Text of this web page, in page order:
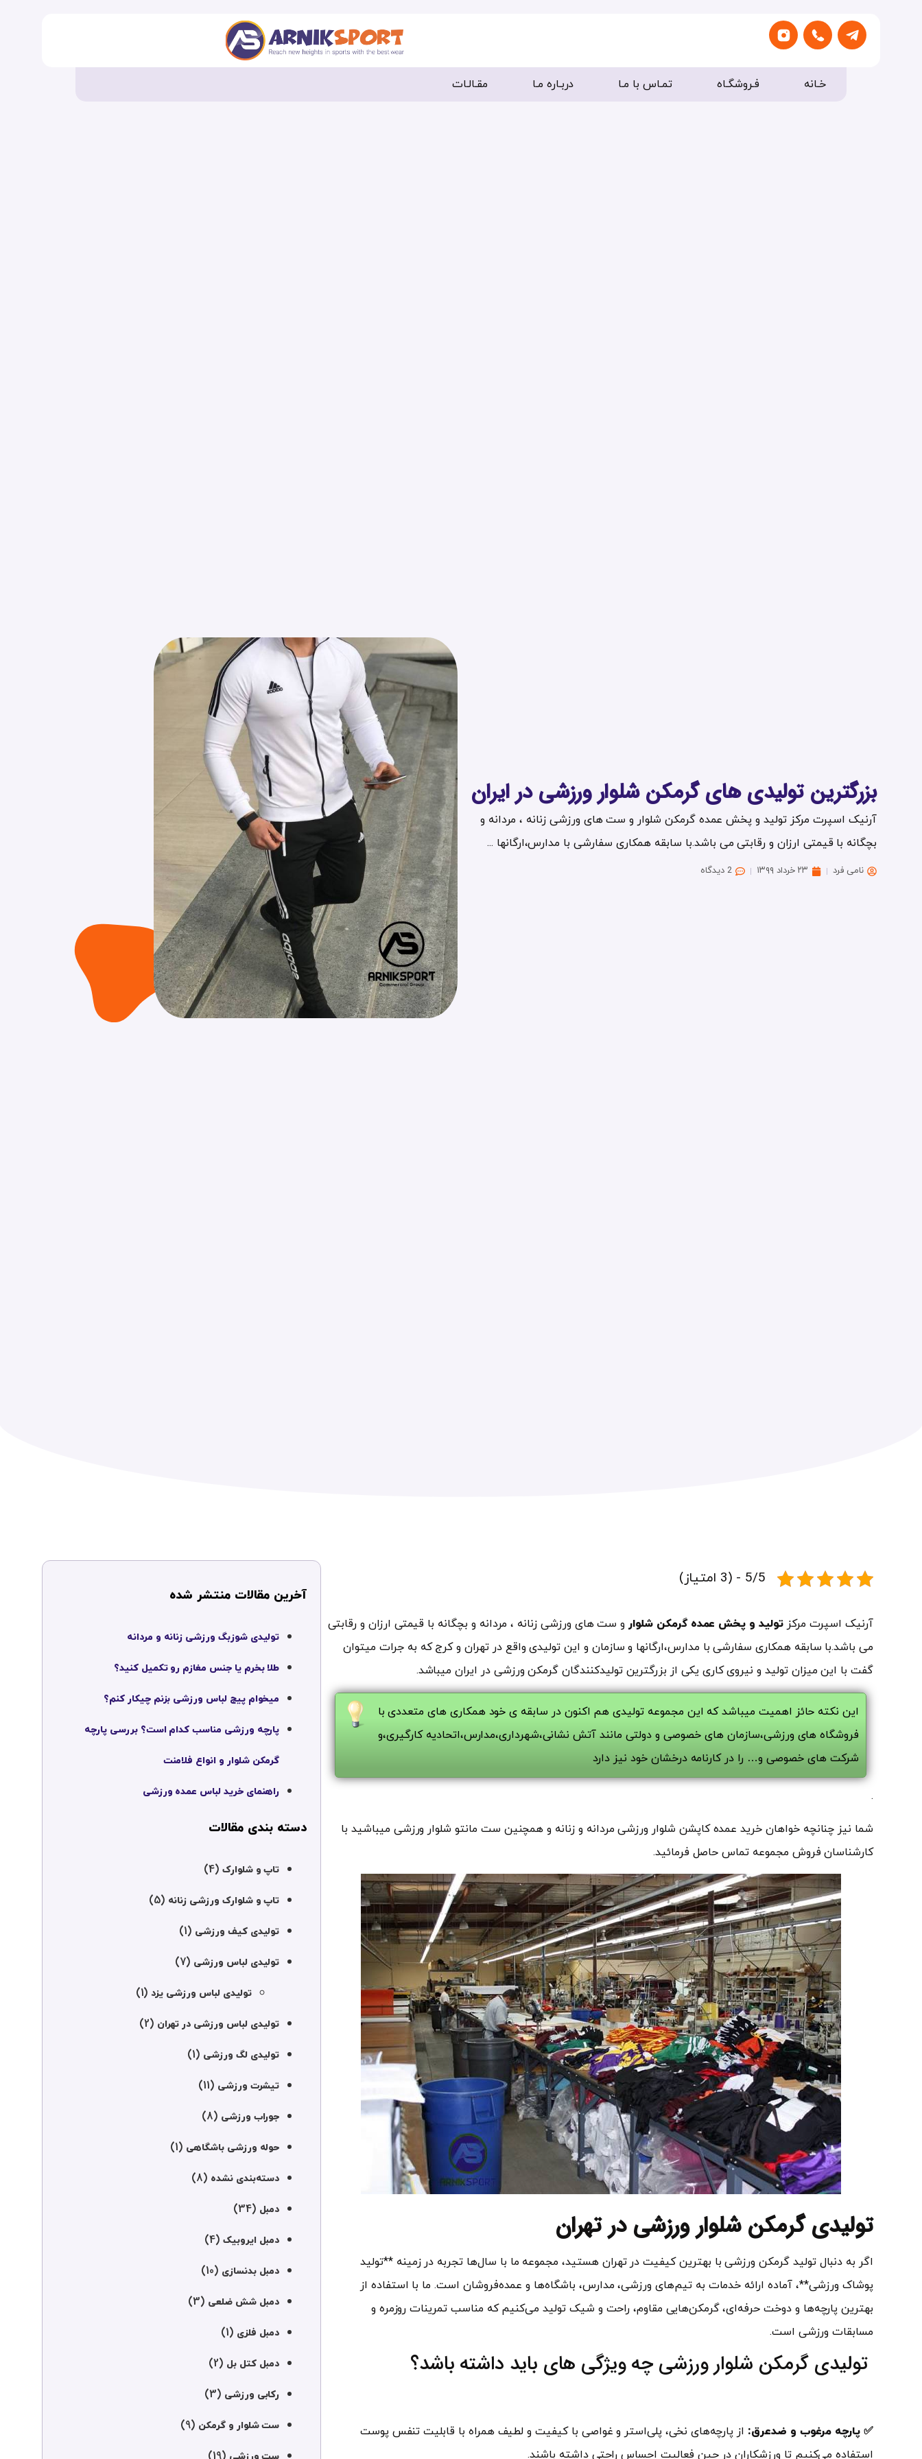
خـانه فـروشگـاه تمـاس با مـا دربـاره مـا مقـالـات
بزرگترین تولیدی های گرمکن شلوار ورزشی در ایران
آرنیک اسپرت مرکز تولید و پخش عمده گرمکن شلوار و ست های ورزشی زنانه ، مردانه و
بچگانه با قیمتی ارزان و رقابتی می باشد.با سابقه همکاری سفارشی با مدارس،ارگانها ...
نامی فرد ۲۳ خرداد ۱۳۹۹ 2 دیدگاه
5/5 - (3 امتیاز)
آرنیک اسپرت مرکزتولید و پخش عمده گرمکن شلوارو ست های ورزشی زنانه ، مردانه و بچگانه با قیمتی ارزان و رقابتی
می باشد.با سابقه همکاری سفارشی با مدارس،ارگانها و سازمان و این تولیدی واقع در تهران و کرج که به جرات میتوان
گفت با این میزان تولید و نیروی کاری یکی از بزرگترین تولیدکنندگان گرمکن ورزشی در ایران میباشد.
این نکته حائز اهمیت میباشد که این مجموعه تولیدی هم اکنون در سابقه ی خود همکاری های متعددی با
فروشگاه های ورزشی،سازمان های خصوصی و دولتی مانند آتش نشانی،شهرداری،مدارس،اتحادیه کارگیری،و
شرکت های خصوصی و… را در کارنامه درخشان خود نیز دارد
.
شما نیز چنانچه خواهان خرید عمده کاپشن شلوار ورزشی مردانه و زنانه و همچنین ست مانتو شلوار ورزشی میباشید با
کارشناسان فروش مجموعه تماس حاصل فرمائید.
تولیدی گرمکن شلوار ورزشی در تهران
اگر به دنبال تولید گرمکن ورزشی با بهترین کیفیت در تهران هستید، مجموعه ما با سال‌ها تجربه در زمینه **تولید
پوشاک ورزشی**، آماده ارائه خدمات به تیم‌های ورزشی، مدارس، باشگاه‌ها و عمده‌فروشان است. ما با استفاده از
بهترین پارچه‌ها و دوخت حرفه‌ای، گرمکن‌هایی مقاوم، راحت و شیک تولید می‌کنیم که مناسب تمرینات روزمره و
مسابقات ورزشی است.
تولیدی گرمکن شلوار ورزشی چه ویژگی های باید داشته باشد؟
✅ پارچه مرغوب و ضدعرق: از پارچه‌های نخی، پلی‌استر و غواصی با کیفیت و لطیف همراه با قابلیت تنفس پوست
استفاده می‌کنیم تا ورزشکاران در حین فعالیت احساس راحتی داشته باشند.
آخرین مقالات منتشر شده
تولیدی شوزبگ ورزشی زنانه و مردانه
طلا بخرم یا جنس مغازم رو تکمیل کنید؟
میخوام پیج لباس ورزشی بزنم چیکار کنم؟
پارچه ورزشی مناسب کدام است؟ بررسی پارچه
گرمکن شلوار و انواع فلامنت
راهنمای خرید لباس عمده ورزشی
دسته بندی مقالات
تاپ و شلوارک (4)
تاپ و شلوارک ورزشی زنانه (5)
تولیدی کیف ورزشی (1)
تولیدی لباس ورزشی (7)
تولیدی لباس ورزشی یزد (1)
تولیدی لباس ورزشی در تهران (2)
تولیدی لگ ورزشی (1)
تیشرت ورزشی (11)
جوراب ورزشی (8)
حوله ورزشی باشگاهی (1)
دسته‌بندی نشده (8)
دمبل (34)
دمبل ایروبیک (4)
دمبل بدنسازی (10)
دمبل شش ضلعی (3)
دمبل فلزی (1)
دمبل کتل بل (2)
رکابی ورزشی (3)
ست شلوار و گرمکن (9)